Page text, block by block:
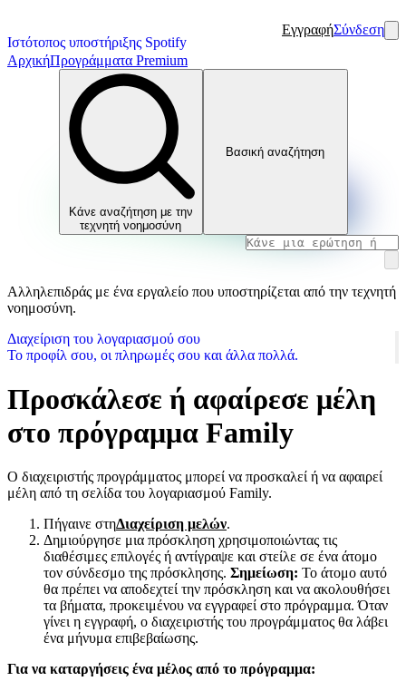
Ιστότοπος υποστήριξης Spotify
ΕγγραφήΣύνδεση
ΑρχικήΠρογράμματα Premium
Κάνε αναζήτηση με την
τεχνητή νοημοσύνη
Βασική αναζήτηση
Αλληλεπιδράς με ένα εργαλείο που υποστηρίζεται από την τεχνητή
νοημοσύνη.
Διαχείριση του λογαριασμού σου
Το προφίλ σου, οι πληρωμές σου και άλλα πολλά.
Προσκάλεσε ή αφαίρεσε μέλη
στο πρόγραμμα Family
Ο διαχειριστής προγράμματος μπορεί να προσκαλεί ή να αφαιρεί
μέλη από τη σελίδα του λογαριασμού Family.
Πήγαινε στηΔιαχείριση μελών.
Δημιούργησε μια πρόσκληση χρησιμοποιώντας τις
διαθέσιμες επιλογές ή αντίγραψε και στείλε σε ένα άτομο
τον σύνδεσμο της πρόσκλησης. Σημείωση: Το άτομο αυτό
θα πρέπει να αποδεχτεί την πρόσκληση και να ακολουθήσει
τα βήματα, προκειμένου να εγγραφεί στο πρόγραμμα. Όταν
γίνει η εγγραφή, ο διαχειριστής του προγράμματος θα λάβει
ένα μήνυμα επιβεβαίωσης.
Για να καταργήσεις ένα μέλος από το πρόγραμμα: